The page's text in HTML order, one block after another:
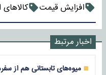
افزایش قیمت
اخبار مرتبط
میوه‌های تابستانی هم از